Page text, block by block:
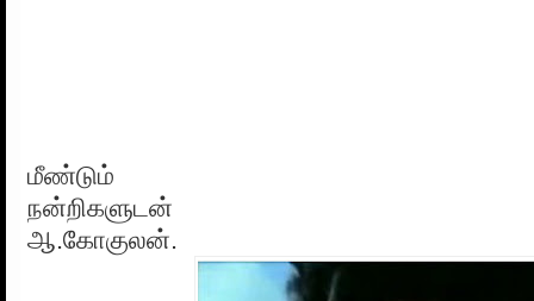
மீண்டும்
நன்றிகளுடன்
ஆ.கோகுலன்.